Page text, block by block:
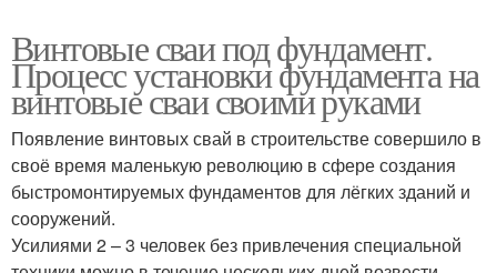
Винтовые сваи под фундамент.
Процесс установки фундамента на
винтовые сваи своими руками
Появление винтовых свай в строительстве совершило в
своё время маленькую революцию в сфере создания
быстромонтируемых фундаментов для лёгких зданий и
сооружений.
Усилиями 2 – 3 человек без привлечения специальной